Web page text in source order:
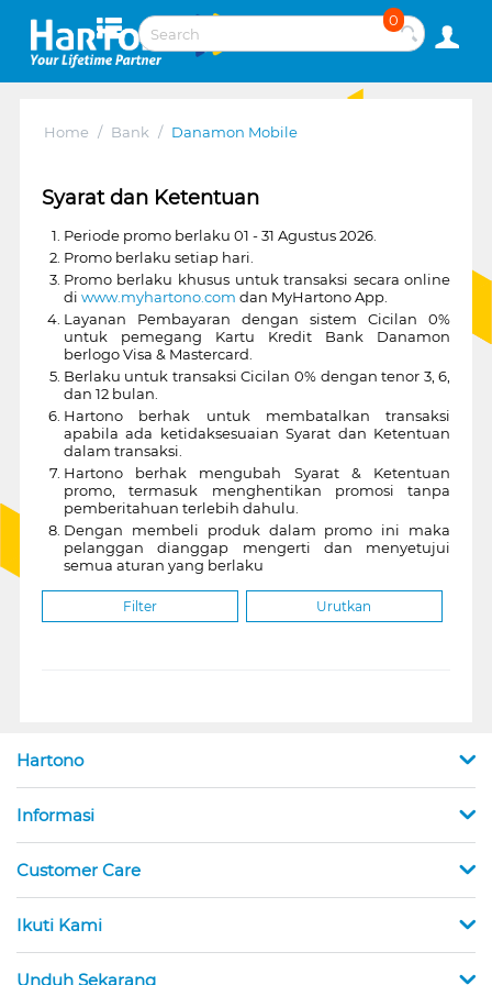
0
Home / Bank / Danamon Mobile
Syarat dan Ketentuan
Periode promo berlaku 01 - 31 Agustus 2026.
Promo berlaku setiap hari.
Promo berlaku khusus untuk transaksi secara online
di www.myhartono.com dan MyHartono App.
Layanan Pembayaran dengan sistem Cicilan 0%
untuk pemegang Kartu Kredit Bank Danamon
berlogo Visa & Mastercard.
Berlaku untuk transaksi Cicilan 0% dengan tenor 3, 6,
dan 12 bulan.
Hartono berhak untuk membatalkan transaksi
apabila ada ketidaksesuaian Syarat dan Ketentuan
dalam transaksi.
Hartono berhak mengubah Syarat & Ketentuan
promo, termasuk menghentikan promosi tanpa
pemberitahuan terlebih dahulu.
Dengan membeli produk dalam promo ini maka
pelanggan dianggap mengerti dan menyetujui
semua aturan yang berlaku
Filter Urutkan
Hartono
Informasi
Customer Care
Ikuti Kami
Unduh Sekarang